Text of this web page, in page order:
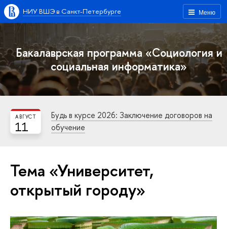
Меню
НИУ ВШЭ в Санкт-Петербурге
Бакалаврская программа «Социология и
социальная информатика»
11
АВГУСТ
Будь в курсе 2026: Заключение договоров на
обучение
Тема «Университет,
открытый городу»